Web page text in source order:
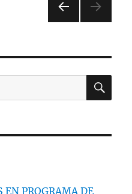
DICE:
LA
ELIGIÓ,
ES
PRUEBA
QUE
ERIO
R
EN PROGRAMA DE